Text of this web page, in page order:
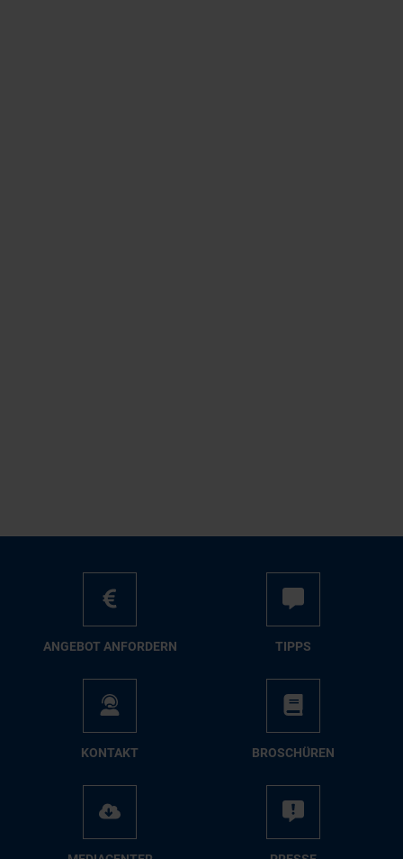
AN­GE­BOT AN­FOR­DERN TIPPS
KON­TAKT BRO­SCHÜ­REN